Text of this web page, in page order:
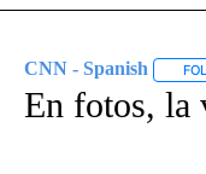
CNN - Spanish
En fotos, la